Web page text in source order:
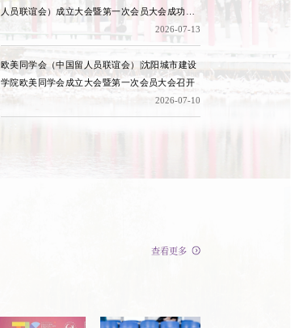
人员联谊会）成立大会暨第一次会员大会成功召
2026-07-13
欧美同学会（中国留人员联谊会）|沈阳城市建设
学院欧美同学会成立大会暨第一次会员大会召开
2026-07-10
查看更多